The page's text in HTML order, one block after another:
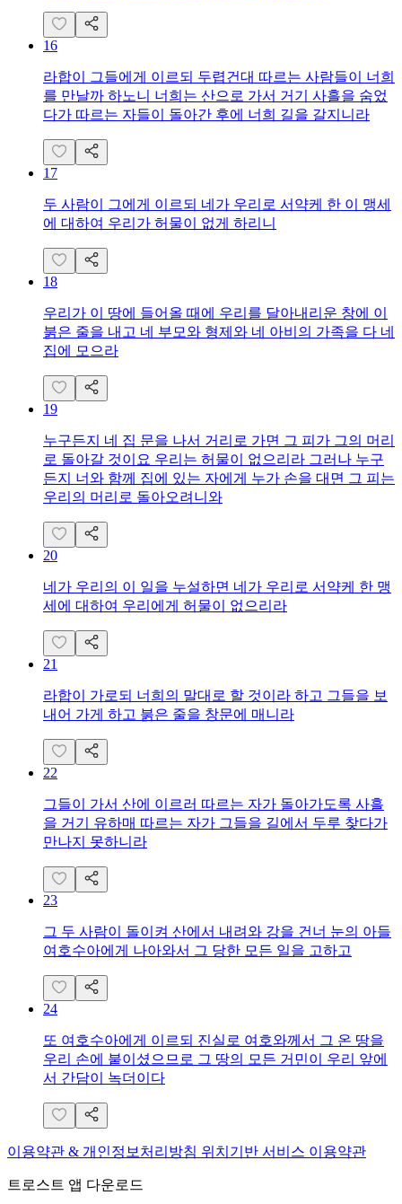
16
라합이 그들에게 이르되 두렵건대 따르는 사람들이 너희
를 만날까 하노니 너희는 산으로 가서 거기 사흘을 숨었
다가 따르는 자들이 돌아간 후에 너희 길을 갈지니라
17
두 사람이 그에게 이르되 네가 우리로 서약케 한 이 맹세
에 대하여 우리가 허물이 없게 하리니
18
우리가 이 땅에 들어올 때에 우리를 달아내리운 창에 이
붉은 줄을 내고 네 부모와 형제와 네 아비의 가족을 다 네
집에 모으라
19
누구든지 네 집 문을 나서 거리로 가면 그 피가 그의 머리
로 돌아갈 것이요 우리는 허물이 없으리라 그러나 누구
든지 너와 함께 집에 있는 자에게 누가 손을 대면 그 피는
우리의 머리로 돌아오려니와
20
네가 우리의 이 일을 누설하면 네가 우리로 서약케 한 맹
세에 대하여 우리에게 허물이 없으리라
21
라합이 가로되 너희의 말대로 할 것이라 하고 그들을 보
내어 가게 하고 붉은 줄을 창문에 매니라
22
그들이 가서 산에 이르러 따르는 자가 돌아가도록 사흘
을 거기 유하매 따르는 자가 그들을 길에서 두루 찾다가
만나지 못하니라
23
그 두 사람이 돌이켜 산에서 내려와 강을 건너 눈의 아들
여호수아에게 나아와서 그 당한 모든 일을 고하고
24
또 여호수아에게 이르되 진실로 여호와께서 그 온 땅을
우리 손에 붙이셨으므로 그 땅의 모든 거민이 우리 앞에
서 간담이 녹더이다
이용약관 & 개인정보처리방침 위치기반 서비스 이용약관
트로스트 앱 다운로드